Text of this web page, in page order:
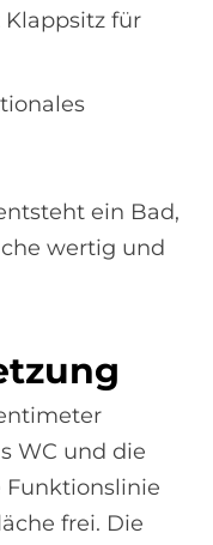
für
ein Bad,
wertig und
WC und die
Funktionslinie
frei. Die